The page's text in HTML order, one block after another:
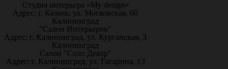
Студия интерьера «My design»
Адрес: г. Казань, ул. Московская, 60
Калининград
"Салон Интерьеров"
Адрес: г. Калининград, ул. Курганская, 3
Калининград
Салон "Соло Декор"
Адрес: г. Калининград, ул. Гагарина, 13